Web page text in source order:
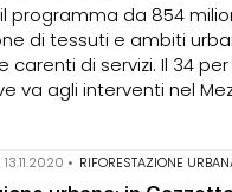
programma da 854
di tessuti e ambiti
carenti di servizi. Il 34
va agli interventi nel
13.11.2020 • RIFORESTAZIONE